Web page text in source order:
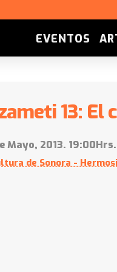
EVENTOS
13: El
Mayo, 2013. 19:00Hrs.
de Sonora -